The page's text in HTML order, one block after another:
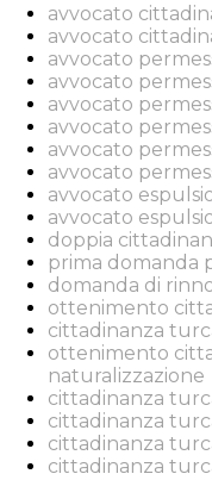
avvocato
avvocato
avvocato
avvocato
avvocato
avvocato
avvocato
avvocato
avvocato
avvocato
doppia
prima domanda
domanda di
ottenimento
cittadinanza
ottenimento
naturalizzazione
cittadinanza
cittadinanza
cittadinanza
cittadinanza